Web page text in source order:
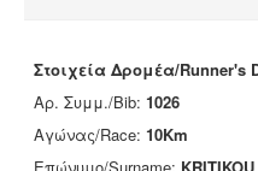
Στοιχεία Δρομέα/Runner's
Αρ. Συμμ./Bib: 1026
Αγώνας/Race: 10Km
Επώνυμο/Surname: KRITIKOU